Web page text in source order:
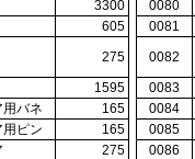
3300 0080
605 0081
275 0082
1595 0083
バネ 165 0084
ピン 165 0085
275 0086